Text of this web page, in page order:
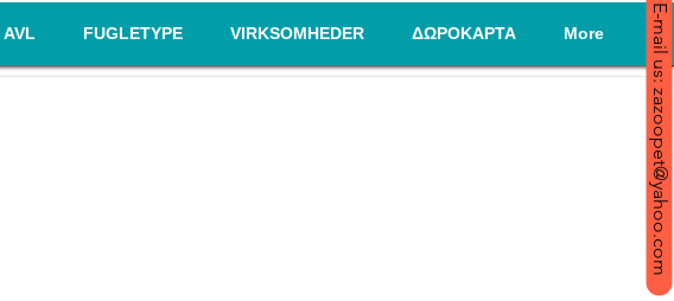
E-mail us: zazoopet@yahoo.com
AVL FUGLETYPE VIRKSOMHEDER ΔΩΡΟΚΑΡΤΑ More